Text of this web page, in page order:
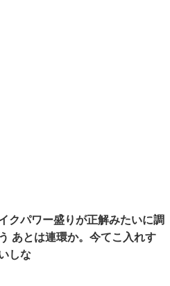
クパワー盛りが正解みたいに調
あとは連環か。今てこ入れす
しな